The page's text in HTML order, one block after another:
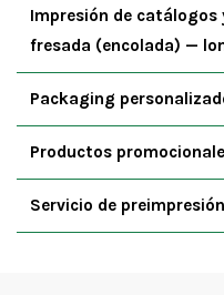
Impresión de catálogos
fresada (encolada) —
Packaging
Productos
Servicio de